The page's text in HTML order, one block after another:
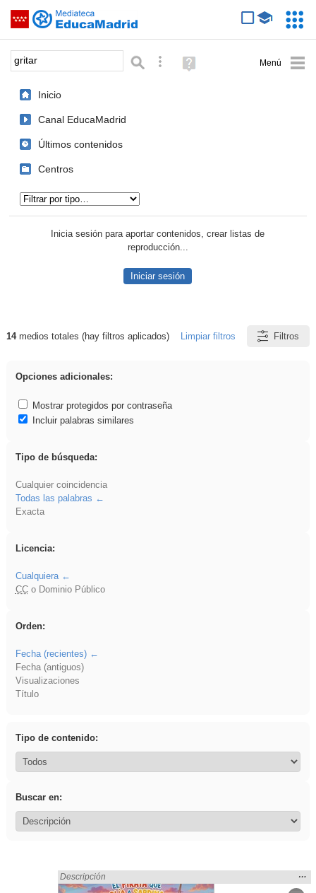
Saltar navegación
Palabra o frase: Búsqueda avanzada
Ayuda
(en
Inicio
Canal EducaMadrid
Últimos contenidos
Centros
Inicia sesión para aportar contenidos, crear listas de
reproducción...
Iniciar sesión
Resultados de: gritar
14medios totales (hay filtros aplicados) Limpiar filtros Filtros
Opciones adicionales:
Mostrar protegidos por contraseña
Incluir palabras similares
Tipo de búsqueda:
Cualquier coincidencia
Todas las palabras
Exacta
Licencia:
Cualquiera
CCo Dominio Público
Orden:
Fecha (recientes)
Fecha (antiguos)
Visualizaciones
Título
Tipo de contenido:
Buscar en:
Encontrado «gritar» en:
Descripción
la
…